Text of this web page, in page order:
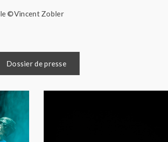
©Vincent Zobler
Dossier de presse